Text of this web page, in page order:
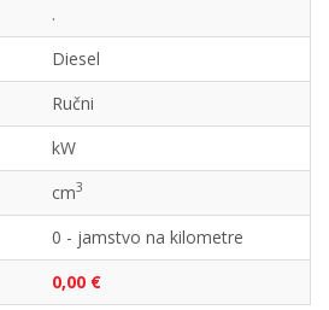
.
Diesel
Ručni
kW
cm3
0 - jamstvo na kilometre
0,00 €